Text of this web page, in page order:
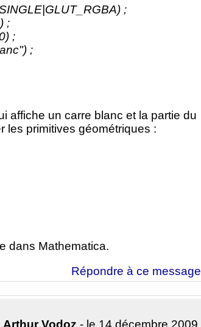
;
;
;
;
affiche un carre blanc et la partie du
les primitives géométriques :
dans Mathematica.
Répondre à ce message